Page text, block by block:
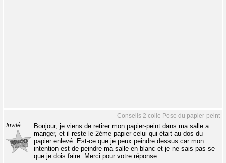
Conseils 2 colle Pose du papier-peint
Invité
Bonjour, je viens de retirer mon papier-peint dans ma salle a
manger, et il reste le 2ème papier celui qui était au dos du
papier enlevé. Est-ce que je peux peindre dessus car mon
intention est de peindre ma salle en blanc et je ne sais pas se
que je dois faire. Merci pour votre réponse.